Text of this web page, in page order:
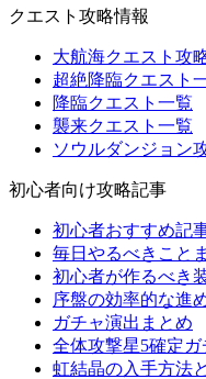
クエスト攻略情報
大航海クエスト攻
超絶降臨クエスト
降臨クエスト一覧
襲来クエスト一覧
ソウルダンジョン
初心者向け攻略記事
初心者おすすめ記
毎日やるべきこと
初心者が作るべき
序盤の効率的な進
ガチャ演出まとめ
全体攻撃星5確定ガ
虹結晶の入手方法